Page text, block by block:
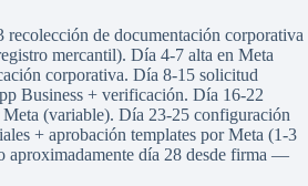
recolección de documentación corporativa
mercantil). Día 4-7 alta en Meta
corporativa. Día 8-15 solicitud
Business + verificación. Día 16-22
(variable). Día 23-25 configuración
+ aprobación templates por Meta (1-3
aproximadamente día 28 desde firma —